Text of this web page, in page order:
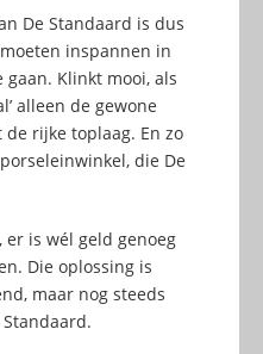
De Standaard is dus
inspannen in
Klinkt mooi, als
alleen de gewone
rijke toplaag. En zo
die De
is wél geld genoeg
Die oplossing is
maar nog steeds